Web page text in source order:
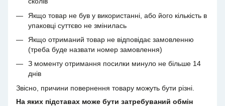
Якщо товар не був у використанні, або його кількість в
упаковці суттєво не змінилась
Якщо отриманий товар не відповідає замовленню
(треба буде назвати номер замовлення)
З моменту отримання посилки минуло не більше 14
днів
Звісно, причини повернення товару можуть бути різні.
На яких підставах може бути затребуваний обмін